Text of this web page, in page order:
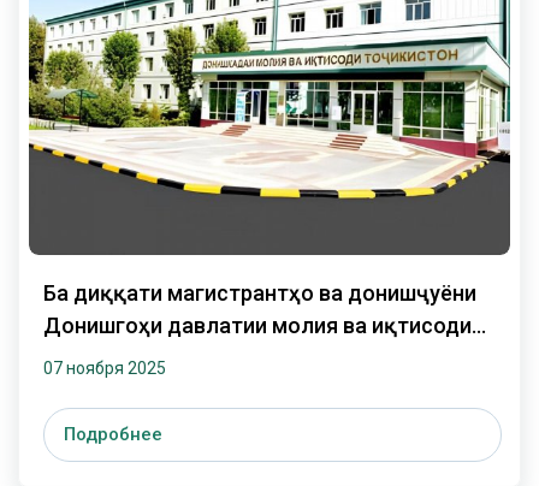
Ба диққати магистрантҳо ва донишҷуёни
Донишгоҳи давлатии молия ва иқтисоди
Тоҷикистон расонида мешавад, ....
07 ноября 2025
Подробнее